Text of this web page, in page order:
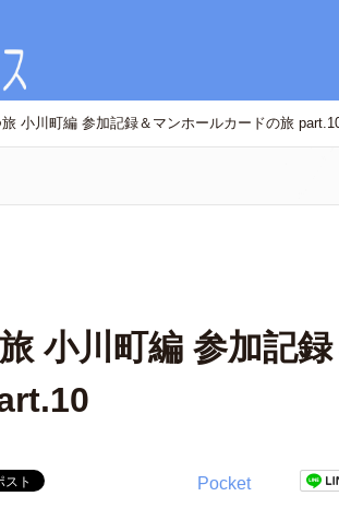
小川町編 参加記録＆マンホールカードの旅
小川町編 参加記
Pocket